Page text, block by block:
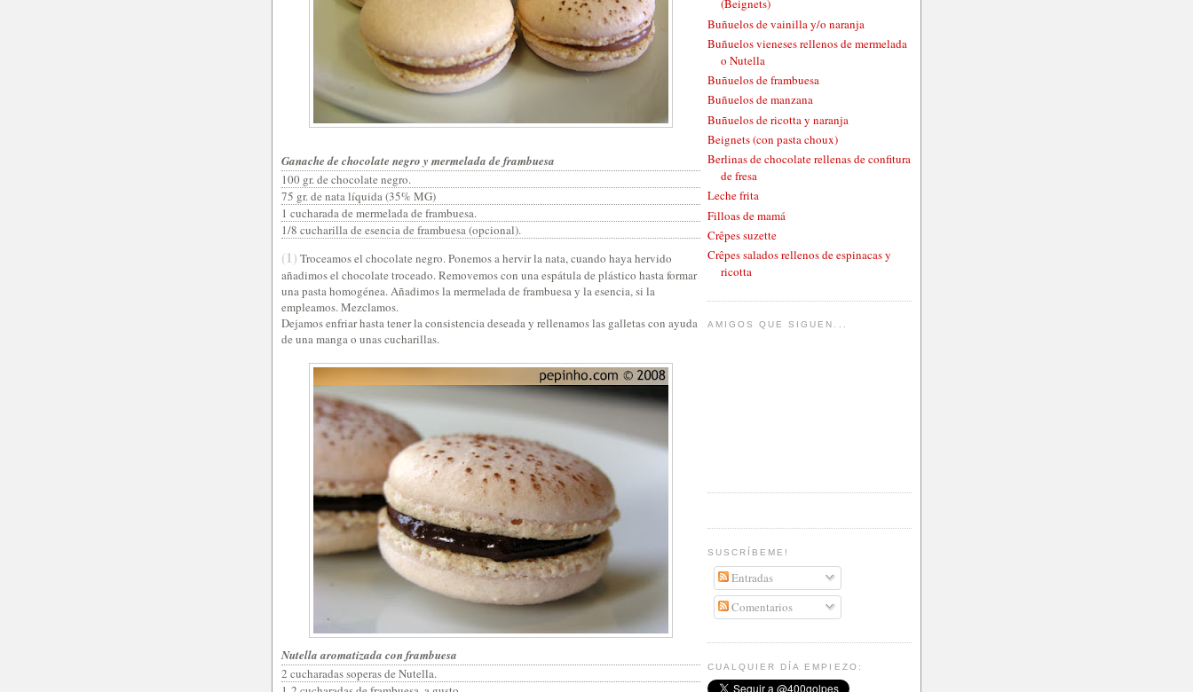
Ganache de chocolate negro y mermelada de frambuesa
100 gr. de chocolate negro.
75 gr. de nata líquida (35% MG)
1 cucharada de mermelada de frambuesa.
1/8 cucharilla de esencia de frambuesa (opcional).
(1) Troceamos el chocolate negro. Ponemos a hervir la nata, cuando haya hervido
añadimos el chocolate troceado. Removemos con una espátula de plástico hasta formar
una pasta homogénea. Añadimos la mermelada de frambuesa y la esencia, si la
empleamos. Mezclamos.
Dejamos enfriar hasta tener la consistencia deseada y rellenamos las galletas con ayuda
de una manga o unas cucharillas.
Nutella aromatizada con frambuesa
2 cucharadas soperas de Nutella.
(Beignets)
Buñuelos de vainilla y/o naranja
Buñuelos vieneses rellenos de mermelada
o Nutella
Buñuelos de frambuesa
Buñuelos de manzana
Buñuelos de ricotta y naranja
Beignets (con pasta choux)
Berlinas de chocolate rellenas de confitura
de fresa
Leche frita
Filloas de mamá
Crêpes suzette
Crêpes salados rellenos de espinacas y
ricotta
AMIGOS QUE SIGUEN...
SUSCRÍBEME!
Entradas
Comentarios
CUALQUIER DÍA EMPIEZO: